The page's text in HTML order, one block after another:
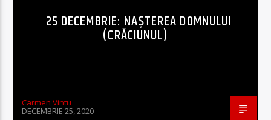
25 DECEMBRIE: NAŞTEREA DOMNULUI
(CRĂCIUNUL)
Carmen Vintu
DECEMBRIE 25, 2020